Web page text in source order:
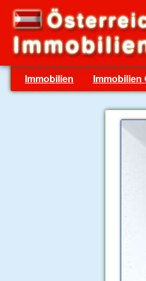
Immobilien Immobilien